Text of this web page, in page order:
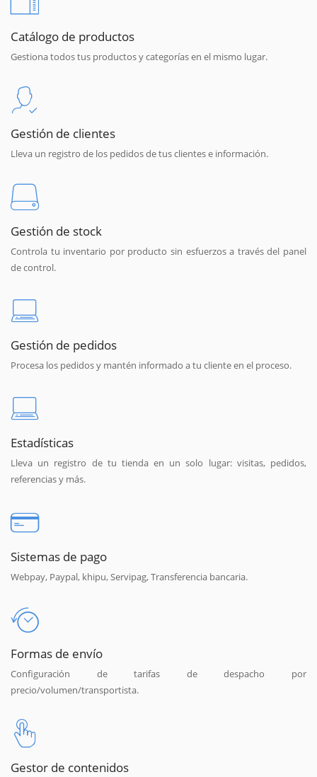
Catálogo de productos
Gestiona todos tus productos y categorías en el mismo lugar.
Gestión de clientes
Lleva un registro de los pedidos de tus clientes e información.
Gestión de stock
Controla tu inventario por producto sin esfuerzos a través del panel
de control.
Gestión de pedidos
Procesa los pedidos y mantén informado a tu cliente en el proceso.
Estadísticas
Lleva un registro de tu tienda en un solo lugar: visitas, pedidos,
referencias y más.
Sistemas de pago
Webpay, Paypal, khipu, Servipag, Transferencia bancaria.
Formas de envío
Configuración de tarifas de despacho por
precio/volumen/transportista.
Gestor de contenidos